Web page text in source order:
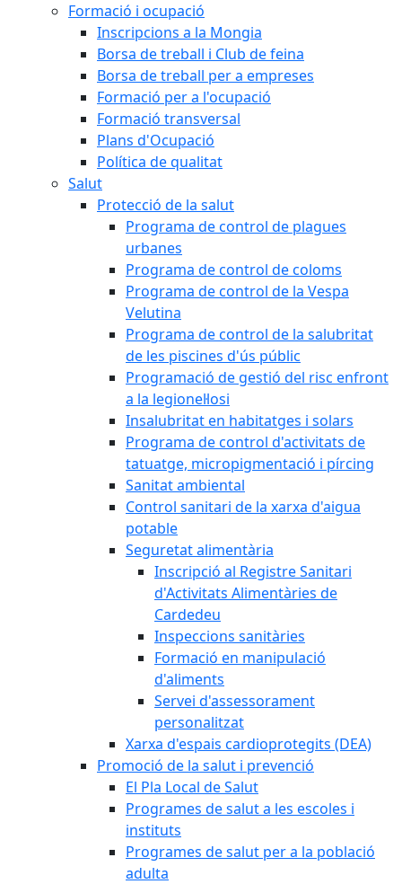
Formació i ocupació
Inscripcions a la Mongia
Borsa de treball i Club de feina
Borsa de treball per a empreses
Formació per a l'ocupació
Formació transversal
Plans d'Ocupació
Política de qualitat
Salut
Protecció de la salut
Programa de control de plagues
urbanes
Programa de control de coloms
Programa de control de la Vespa
Velutina
Programa de control de la salubritat
de les piscines d'ús públic
Programació de gestió del risc enfront
a la legionel·losi
Insalubritat en habitatges i solars
Programa de control d'activitats de
tatuatge, micropigmentació i pírcing
Sanitat ambiental
Control sanitari de la xarxa d'aigua
potable
Seguretat alimentària
Inscripció al Registre Sanitari
d'Activitats Alimentàries de
Cardedeu
Inspeccions sanitàries
Formació en manipulació
d'aliments
Servei d'assessorament
personalitzat
Xarxa d'espais cardioprotegits (DEA)
Promoció de la salut i prevenció
El Pla Local de Salut
Programes de salut a les escoles i
instituts
Programes de salut per a la població
adulta